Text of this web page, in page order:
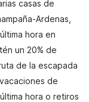
casas de
Ardenas,
hora en
un 20% de
de la escapada
de
hora o retiros